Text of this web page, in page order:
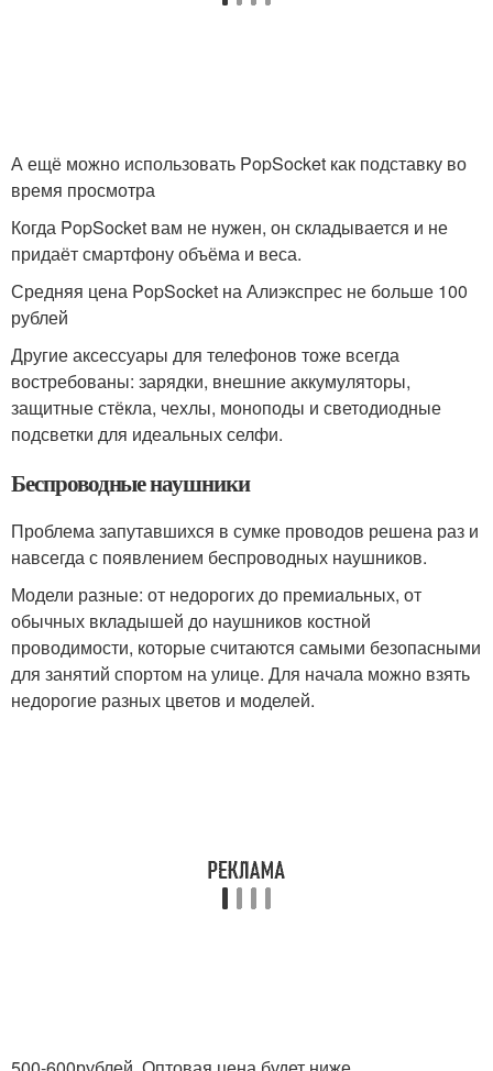
А ещё можно использовать PopSocket как подставку во
время просмотра
Когда PopSocket вам не нужен, он складывается и не
придаёт смартфону объёма и веса.
Средняя цена PopSocket на Алиэкспрес не больше 100
рублей
Другие аксессуары для телефонов тоже всегда
востребованы: зарядки, внешние аккумуляторы,
защитные стёкла, чехлы, моноподы и светодиодные
подсветки для идеальных селфи.
Беспроводные наушники
Проблема запутавшихся в сумке проводов решена раз и
навсегда с появлением беспроводных наушников.
Модели разные: от недорогих до премиальных, от
обычных вкладышей до наушников костной
проводимости, которые считаются самыми безопасными
для занятий спортом на улице. Для начала можно взять
недорогие разных цветов и моделей.